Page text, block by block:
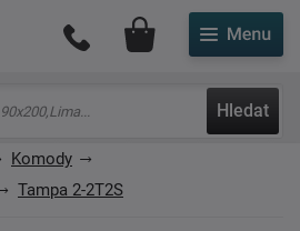
Hledat
Můj účet
Komody
Tampa 2-2T2S